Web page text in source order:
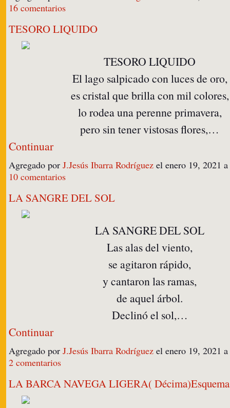
16 comentarios
TESORO LIQUIDO
TESORO LIQUIDO
El lago salpicado con luces de oro,
es cristal que brilla con mil colores,
lo rodea una perenne primavera,
pero sin tener vistosas flores,…
Continuar
Agregado por J.Jesús Ibarra Rodríguez el enero 19, 2021
10 comentarios
LA SANGRE DEL SOL
LA SANGRE DEL SOL
Las alas del viento,
se agitaron rápido,
y cantaron las ramas,
de aquel árbol.
Declinó el sol,…
Continuar
Agregado por J.Jesús Ibarra Rodríguez el enero 19, 2021
2 comentarios
LA BARCA NAVEGA LIGERA( Décima)Esquema